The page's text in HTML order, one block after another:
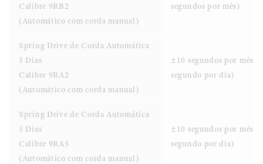
Calibre 9RB2
(Automático com corda manual)
segundos por mês)
Spring Drive de Corda Automática
5 Dias
Calibre 9RA2
(Automático com corda manual)
±10 segundos por mês
segundo por dia)
Spring Drive de Corda Automática
5 Dias
Calibre 9RA5
(Automático com corda manual)
±10 segundos por mês
segundo por dia)